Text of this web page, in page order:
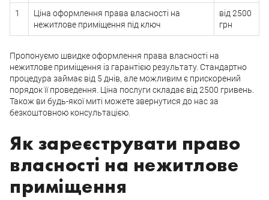
1
Ціна оформлення права власності на
нежитлове приміщення під ключ
від 2500
грн
Пропонуємо швидке оформлення права власності на
нежитлове приміщення із гарантією результату. Стандартно
процедура займає від 5 днів, але можливим є прискорений
порядок її проведення. Ціна послуги складає від 2500 гривень.
Також ви будь-якої миті можете звернутися до нас за
безкоштовною консультацією.
Як зареєструвати право
власності на нежитлове
приміщення